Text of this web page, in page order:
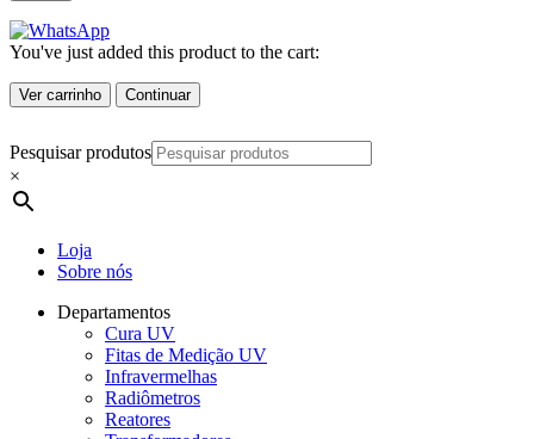
You've just added this product to the cart:
Ver carrinho Continuar
Pesquisar produtos
×
Loja
Sobre nós
Departamentos
Cura UV
Fitas de Medição UV
Infravermelhas
Radiômetros
Reatores